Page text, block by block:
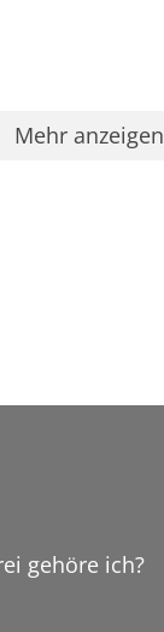
Mehr anzeigen
gehöre ich?